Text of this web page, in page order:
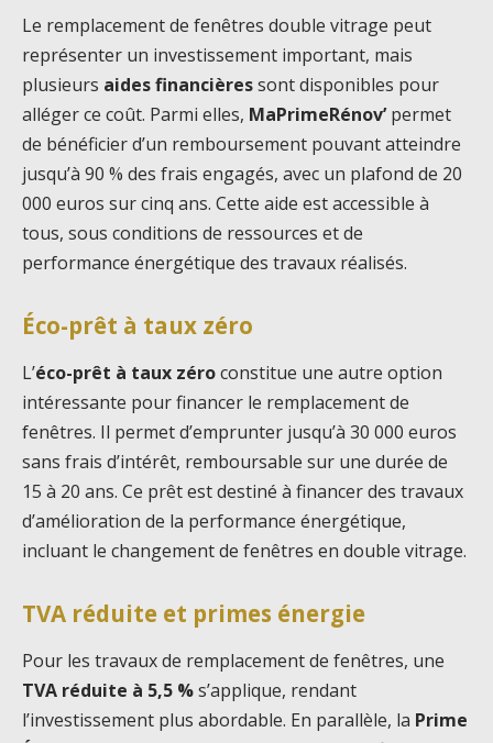
Le remplacement de fenêtres double vitrage peut
représenter un investissement important, mais
plusieurs aides financièressont disponibles pour
alléger ce coût. Parmi elles, MaPrimeRénov’permet
de bénéficier d’un remboursement pouvant atteindre
jusqu’à 90 % des frais engagés, avec un plafond de 20
000 euros sur cinq ans. Cette aide est accessible à
tous, sous conditions de ressources et de
performance énergétique des travaux réalisés.
Éco-prêt à taux zéro
L’éco-prêt à taux zéroconstitue une autre option
intéressante pour financer le remplacement de
fenêtres. Il permet d’emprunter jusqu’à 30 000 euros
sans frais d’intérêt, remboursable sur une durée de
15 à 20 ans. Ce prêt est destiné à financer des travaux
d’amélioration de la performance énergétique,
incluant le changement de fenêtres en double vitrage.
TVA réduite et primes énergie
Pour les travaux de remplacement de fenêtres, une
TVA réduite à 5,5 %s’applique, rendant
l’investissement plus abordable. En parallèle, la Prime